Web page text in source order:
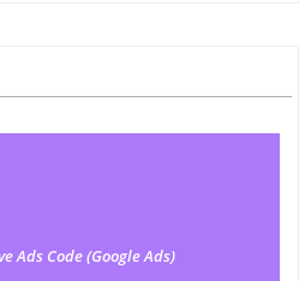
Ads Code (Google Ads)